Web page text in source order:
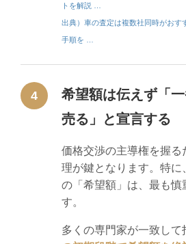
トを解説 …
出典）車の査定は複数社同時がおす
手順を …
4
希望額は伝えず「
売る」と宣言する
価格交渉の主導権を握る
理が鍵となります。特に
の「希望額」は、最も慎
す。
多くの専門家が一致して